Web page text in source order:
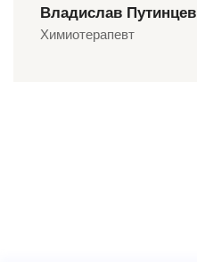
Владислав Путинцев
Химиотерапевт